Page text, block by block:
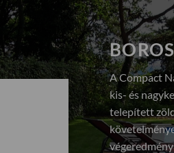
A Compact
kis- és
telepített